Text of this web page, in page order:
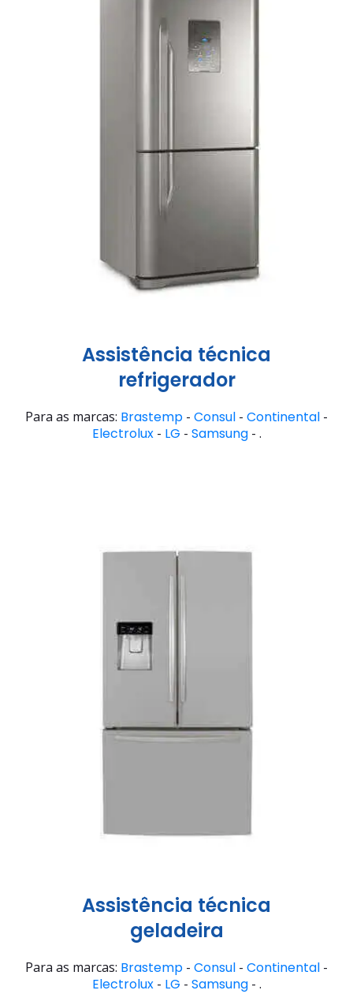
Assistência técnica
refrigerador
Para as marcas: Brastemp - Consul - Continental -
Electrolux- LG - Samsung- .
Assistência técnica
geladeira
Para as marcas: Brastemp - Consul - Continental -
Electrolux- LG - Samsung- .